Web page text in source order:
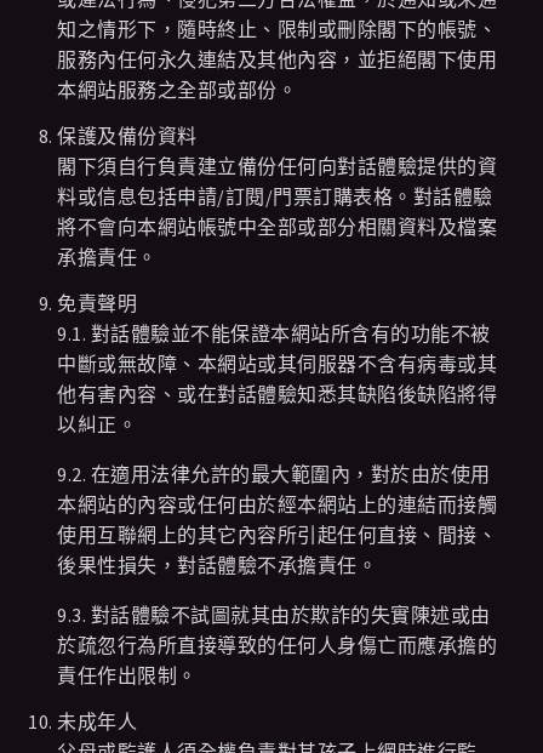
知之情形下，隨時終止、限制或刪除閣下的帳號、
服務內任何永久連結及其他內容，並拒絕閣下使用
本網站服務之全部或部份。
保護及備份資料
閣下須自行負責建立備份任何向對話體驗提供的資
料或信息包括申請/訂閱/門票訂購表格。對話體驗
將不會向本網站帳號中全部或部分相關資料及檔案
承擔責任。
免責聲明
9.1. 對話體驗並不能保證本網站所含有的功能不被
中斷或無故障、本網站或其伺服器不含有病毒或其
他有害內容、或在對話體驗知悉其缺陷後缺陷將得
以糾正。
9.2. 在適用法律允許的最大範圍內，對於由於使用
本網站的內容或任何由於經本網站上的連結而接觸
使用互聯網上的其它內容所引起任何直接、間接、
後果性損失，對話體驗不承擔責任。
9.3. 對話體驗不試圖就其由於欺詐的失實陳述或由
於疏忽行為所直接導致的任何人身傷亡而應承擔的
責任作出限制。
未成年人